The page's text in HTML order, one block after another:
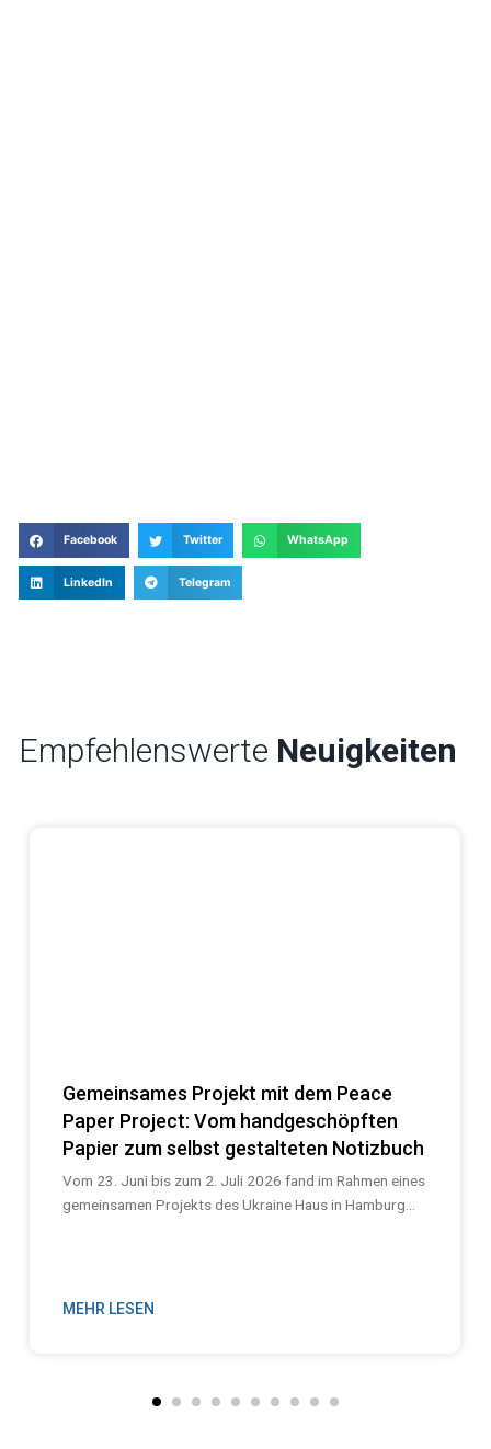
Facebook Twitter WhatsApp
LinkedIn Telegram
Empfehlenswerte Neuigkeiten
Gemeinsames Projekt mit dem Peace
Paper Project: Vom handgeschöpften
Papier zum selbst gestalteten Notizbuch
Vom 23. Juni bis zum 2. Juli 2026 fand im Rahmen eines
gemeinsamen Projekts des Ukraine Haus in Hamburg...
MEHR LESEN